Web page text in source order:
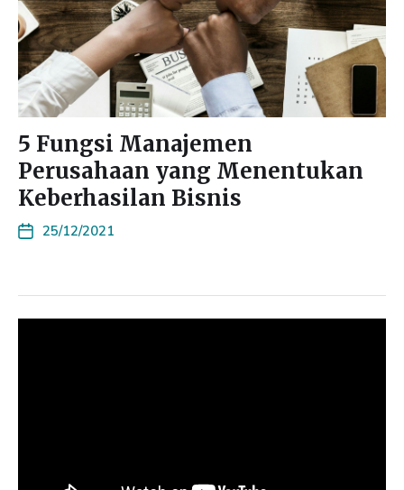
5 Fungsi Manajemen
Perusahaan yang Menentukan
Keberhasilan Bisnis
25/12/2021